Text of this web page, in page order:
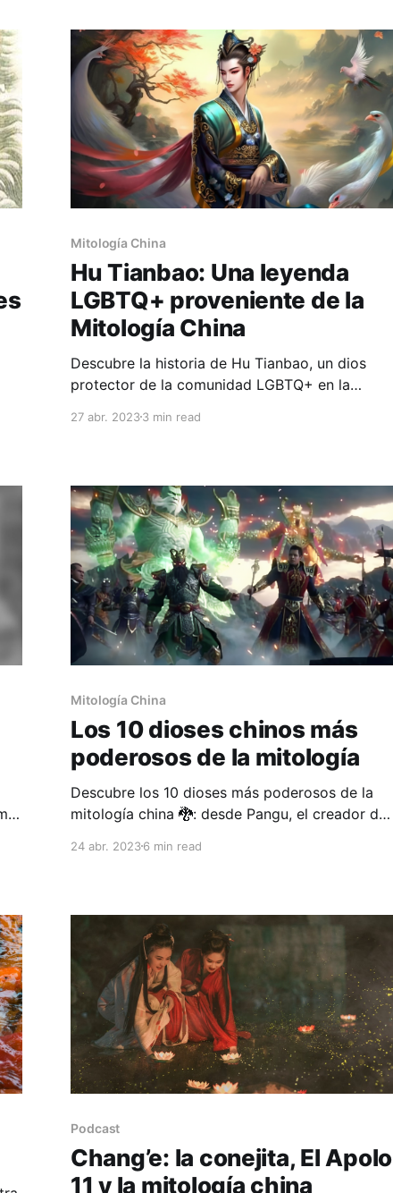
Mitología China
Hu Tianbao: Una leyenda
LGBTQ+ proveniente de la
Mitología China
Descubre la historia de Hu Tianbao, un dios
protector de la comunidad LGBTQ+ en la
27 abr. 20233 min read
Mitología China
Los 10 dioses chinos más
poderosos de la mitología
Descubre los 10 dioses más poderosos de la
mitología china 🐉: desde Pangu, el creador del
Adéntrate en sus fascinantes leyendas y
24 abr. 20236 min read
Podcast
Chang’e: la conejita, El Apolo
11 y la mitología china